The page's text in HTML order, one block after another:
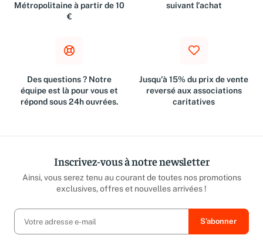
Métropolitaine à partir de 10
€
suivant l'achat
Des questions ? Notre
équipe est là pour vous et
répond sous 24h ouvrées.
Jusqu'à 15% du prix de vente
reversé aux associations
caritatives
Inscrivez-vous à notre newsletter
Ainsi, vous serez tenu au courant de toutes nos promotions
exclusives, offres et nouvelles arrivées !